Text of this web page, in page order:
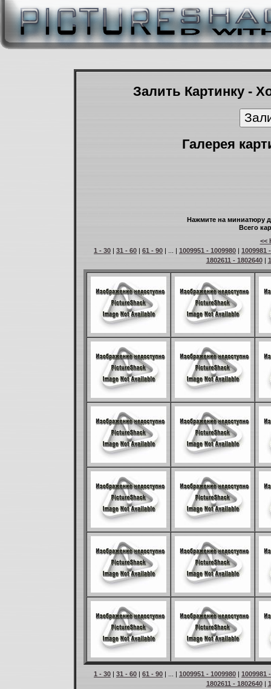
Залить Картинку -
Галерея
Нажмите на миниатюру
Всего
<<
1 - 30 | 31 - 60 | 61 - 90 | ... | 1009951 - 1009980 | 1009981
1802611 - 1802640|
1 - 30 | 31 - 60 | 61 - 90 | ... | 1009951 - 1009980 | 1009981
1802611 - 1802640|